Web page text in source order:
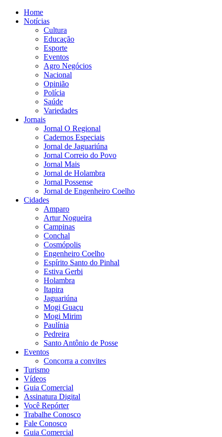
Home
Notícias
Cultura
Educação
Esporte
Eventos
Agro Negócios
Nacional
Opinião
Polícia
Saúde
Variedades
Jornais
Jornal O Regional
Cadernos Especiais
Jornal de Jaguariúna
Jornal Correio do Povo
Jornal Mais
Jornal de Holambra
Jornal Possense
Jornal de Engenheiro Coelho
Cidades
Amparo
Artur Nogueira
Campinas
Conchal
Cosmópolis
Engenheiro Coelho
Espírito Santo do Pinhal
Estiva Gerbi
Holambra
Itapira
Jaguariúna
Mogi Guaçu
Mogi Mirim
Paulínia
Pedreira
Santo Antônio de Posse
Eventos
Concorra a convites
Turismo
Vídeos
Guia Comercial
Assinatura Digital
Você Repórter
Trabalhe Conosco
Fale Conosco
Guia Comercial